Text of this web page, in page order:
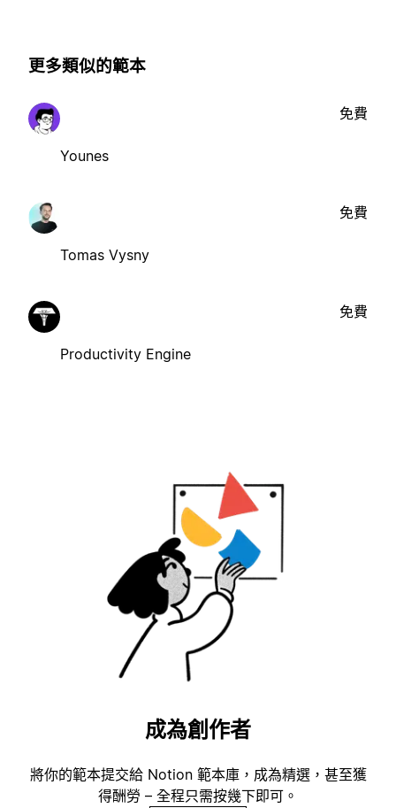
更多類似的範本
Younes
免費
Tomas Vysny
免費
Productivity Engine
免費
成為創作者
將你的範本提交給 Notion 範本庫，成為精選，甚至獲
得酬勞 – 全程只需按幾下即可。